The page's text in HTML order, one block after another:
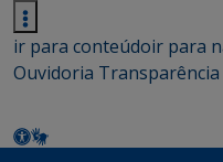
ir para conteúdoir para
Ouvidoria Transparência